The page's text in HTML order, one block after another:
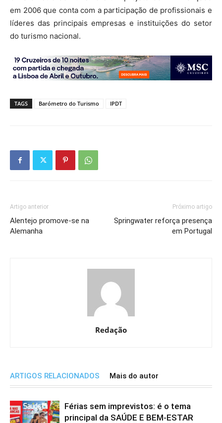
em 2006 que conta com a participação de profissionais e
líderes das principais empresas e instituições do setor
do turismo nacional.
TAGS Barómetro do Turismo IPDT
Artigo anterior
Alentejo promove-se na
Alemanha
Próximo artigo
Springwater reforça presença
em Portugal
Redação
ARTIGOS RELACIONADOS Mais do autor
Férias sem imprevistos: é o tema
principal da SAÚDE E BEM-ESTAR